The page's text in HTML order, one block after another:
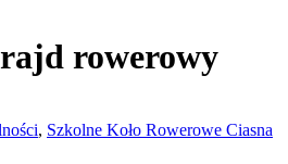
rowerowy
, Szkolne Koło Rowerowe Ciasna